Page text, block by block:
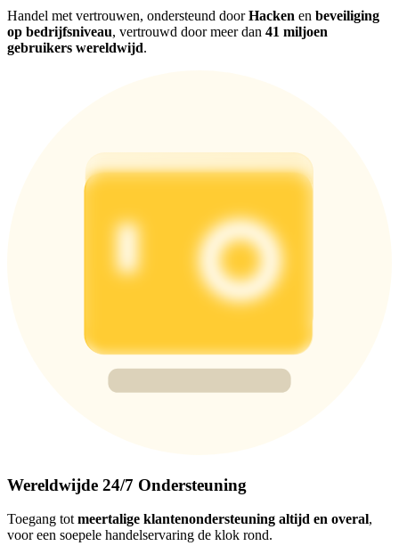
Handel met vertrouwen, ondersteund doorHacken en beveiliging
op bedrijfsniveau, vertrouwd door meer dan 41 miljoen
gebruikers wereldwijd.
Wereldwijde 24/7 Ondersteuning
Toegang totmeertalige klantenondersteuning altijd en overal,
voor een soepele handelservaring de klok rond.